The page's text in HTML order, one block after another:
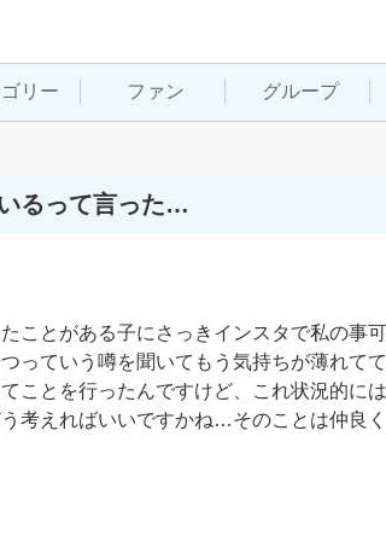
リー ファン グループ
るって言った…
ことがある子にさっきインスタで私の事
っていう噂を聞いてもう気持ちが薄れて
ことを行ったんですけど、これ状況的に
考えればいいですかね…そのことは仲良